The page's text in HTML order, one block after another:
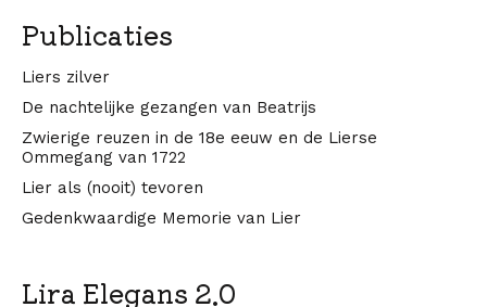
Publicaties
Liers zilver
De nachtelijke gezangen van Beatrijs
Zwierige reuzen in de 18e eeuw en de Lierse
Ommegang van 1722
Lier als (nooit) tevoren
Gedenkwaardige Memorie van Lier
Lira Elegans 2.0